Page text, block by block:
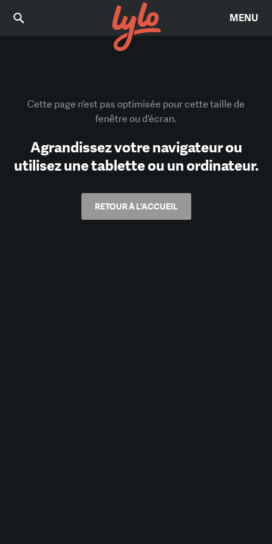
MENU
Cette page n’est pas optimisée pour cette taille de
fenêtre ou d’écran.
Agrandissez votre navigateur ou
utilisez une tablette ou un ordinateur.
RETOUR À L'ACCUEIL